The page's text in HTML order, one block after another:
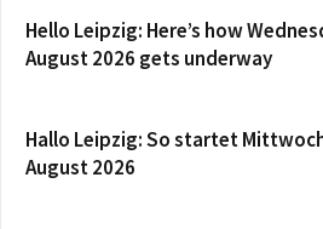
Hello Leipzig: Here’s how
August 2026 gets underway
Hallo Leipzig: So startet
August 2026